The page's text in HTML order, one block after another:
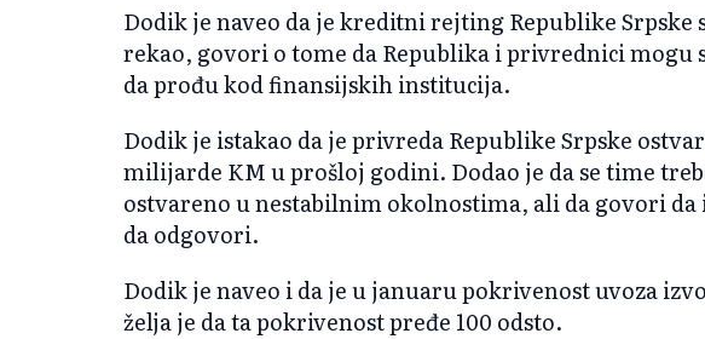
Dodik je naveo da je kreditni rejting Republike Srpske
rekao, govori o tome da Republika i privrednici mogu
da prođu kod finansijskih institucija.
Dodik je istakao da je privreda Republike Srpske
milijarde KM u prošloj godini. Dodao je da se time
ostvareno u nestabilnim okolnostima, ali da govori da
da odgovori.
Dodik je naveo i da je u januaru pokrivenost uvoza
želja je da ta pokrivenost pređe 100 odsto.